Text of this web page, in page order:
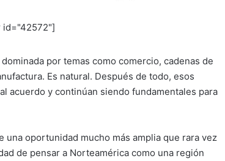
id="42572"]
por temas como comercio, cadenas de
Es natural. Después de todo, esos
acuerdo y continúan siendo fundamentales para
oportunidad mucho más amplia que rara vez
de pensar a Norteamérica como una región